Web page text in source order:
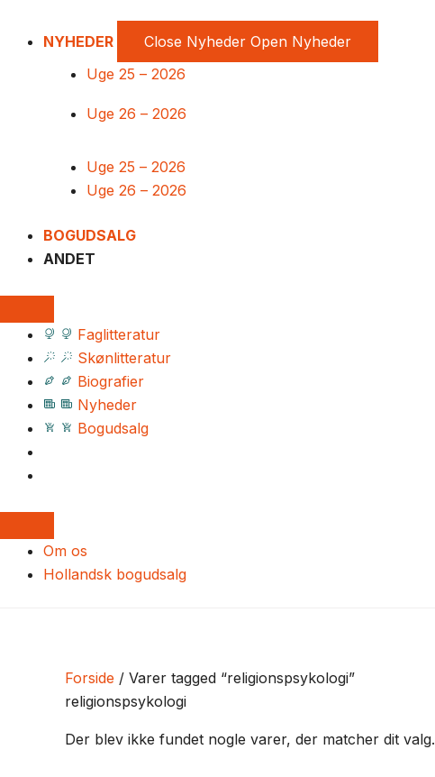
NYHEDER Close Nyheder Open Nyheder
Uge 25 – 2026
Uge 26 – 2026
Uge 25 – 2026
Uge 26 – 2026
BOGUDSALG
ANDET
Faglitteratur
Skønlitteratur
Biografier
Nyheder
Bogudsalg
Om os
Hollandsk bogudsalg
Forside / Varer tagged “religionspsykologi”
religionspsykologi
Der blev ikke fundet nogle varer, der matcher dit valg.